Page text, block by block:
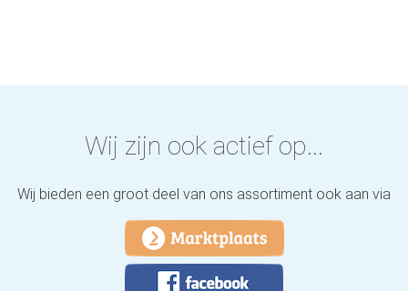
Wij zijn ook actief op...
Wij bieden een groot deel van ons assortiment ook aan via